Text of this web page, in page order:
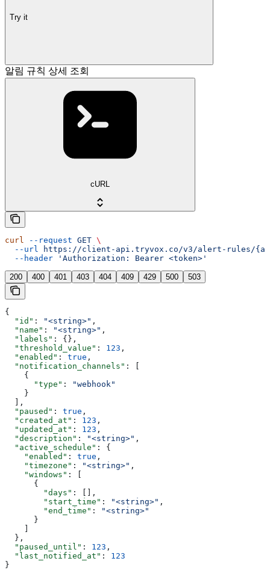
Try it
알림 규칙 상세 조회
cURL
curl --request GET \
  --url
https://client-api.tryvox.co/v3/alert-rules/
  --header
'Authorization: Bearer <token>'
200 400 401 403 404 409 429 500 503
{
  "id"
: "<string>" ,
  "name"
: "<string>" ,
  "labels"
: {},
  "threshold_value"
: 123 ,
  "enabled"
: true ,
  "notification_channels"
: [
    {
      "type"
:
"webhook"
    }
  ],
  "paused"
: true ,
  "created_at"
: 123 ,
  "updated_at"
: 123 ,
  "description"
: "<string>" ,
  "active_schedule"
: {
    "enabled"
: true ,
    "timezone"
: "<string>" ,
    "windows"
: [
      {
        "days"
: [],
        "start_time"
: "<string>" ,
        "end_time"
:
"<string>"
      }
    ]
  },
  "paused_until"
: 123 ,
  "last_notified_at"
: 123
}